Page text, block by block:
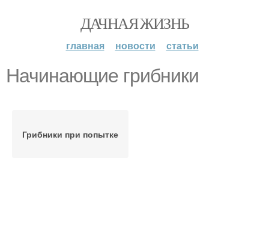
ДАЧНАЯ ЖИЗНЬ
главная новости статьи
Начинающие грибники
Грибники при попытке